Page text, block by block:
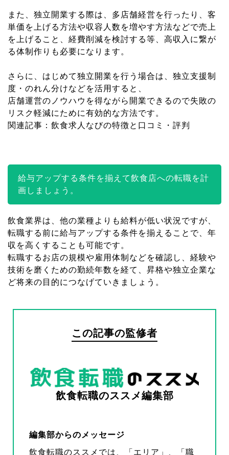
また、独立開業する際は、多店舗経営を行ったり、客
単価を上げる方法や収容人数を増やす方法などで売上
を上げること、経費削減を検討する等、高収入に繋が
る体制作りも必要になります。
さらに、はじめて独立開業を行う場合は、独立支援制
度・のれん分けなどを活用すると、
店舗運営のノウハウを得ながら開業できるので失敗の
リスク軽減にために有効的な方法です。
関連記事： 飲食求人なびの特徴と口コミ・評判
給与アップする条件を揃えて飲食店への転職を計
画しましょう。
飲食業界は、他の業種よりも給料が低い状況ですが、
転職する前に給与アップする条件を揃えることで、年
収を高くすることも可能です。
転職するお店の規模や雇用体制などを確認し、経験や
技術を磨くための勤続年数を経て、昇格や独立企業な
ど将来の目的につなげていきましょう。
この記事の監修者
飲食転職のススメ編集部
編集部からのメッセージ
飲食転職のススメでは、「エリア」、「職